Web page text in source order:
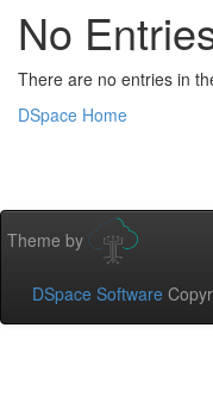
No
There are no entries in
DSpace Home
Theme by
DSpace Software